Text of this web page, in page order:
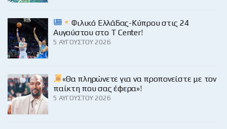
Φιλικό Ελλάδας-Κύπρου στις 24
Αυγούστου στο Τ Center!
5 ΑΥΓΟΎΣΤΟΥ 2026
«Θα πληρώνετε για να προπονείστε με τον
παίκτη που σας έφερα»!
5 ΑΥΓΟΎΣΤΟΥ 2026